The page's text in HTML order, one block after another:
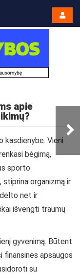
apie
kasdienybe. Vieni
bėgimą,
sporto
stiprina organizmą ir
net ir
išvengti traumų
gyvenimą. Būtent
finansinės apsaugos
su